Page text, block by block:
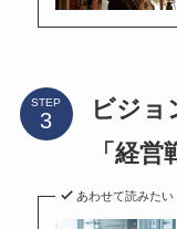
STEP
ビジョ
「経
あわせて読みたい